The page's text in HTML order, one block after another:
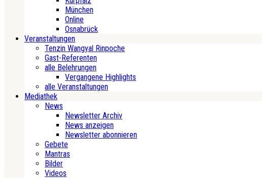
München
Online
Osnabrück
Veranstaltungen
Tenzin Wangyal Rinpoche
Gast-Referenten
alle Belehrungen
Vergangene Highlights
alle Veranstaltungen
Mediathek
News
Newsletter Archiv
News anzeigen
Newsletter abonnieren
Gebete
Mantras
Bilder
Videos